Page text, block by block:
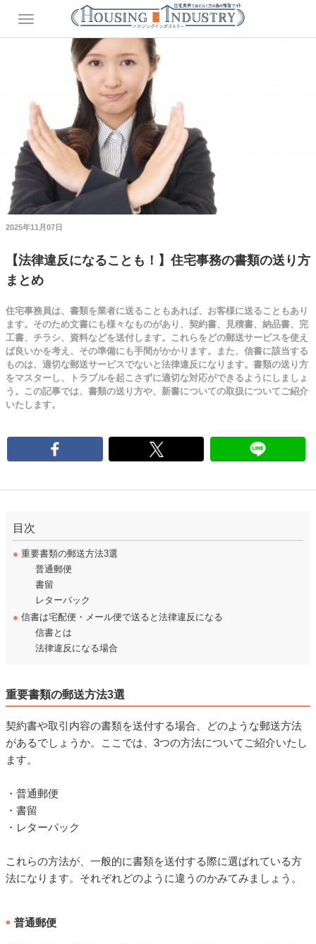
2025年11月07日
【法律違反になることも！】住宅事務の書類の送り方
まとめ
住宅事務員は、書類を業者に送ることもあれば、お客様に送ることもあり
ます。そのため文書にも様々なものがあり、契約書、見積書、納品書、完
工書、チラシ、資料などを送付します。これらをどの郵送サービスを使え
ば良いかを考え、その準備にも手間がかかります。また、信書に該当する
ものは、適切な郵送サービスでないと法律違反になります。書類の送り方
をマスターし、トラブルを起こさずに適切な対応ができるようにしましょ
う。この記事では、書類の送り方や、新書についての取扱についてご紹介
いたします。
目次
● 重要書類の郵送方法3選
普通郵便
書留
レターパック
● 信書は宅配便・メール便で送ると法律違反になる
信書とは
法律違反になる場合
重要書類の郵送方法3選
契約書や取引内容の書類を送付する場合、どのような郵送方法
があるでしょうか。ここでは、3つの方法についてご紹介いたし
ます。
・普通郵便
・書留
・レターパック
これらの方法が、一般的に書類を送付する際に選ばれている方
法になります。それぞれどのように違うのかみてみましょう。
■ 普通郵便